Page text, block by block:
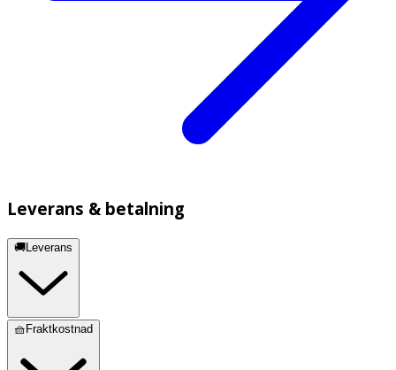
Leverans & betalning
🚚Leverans
🧺Fraktkostnad